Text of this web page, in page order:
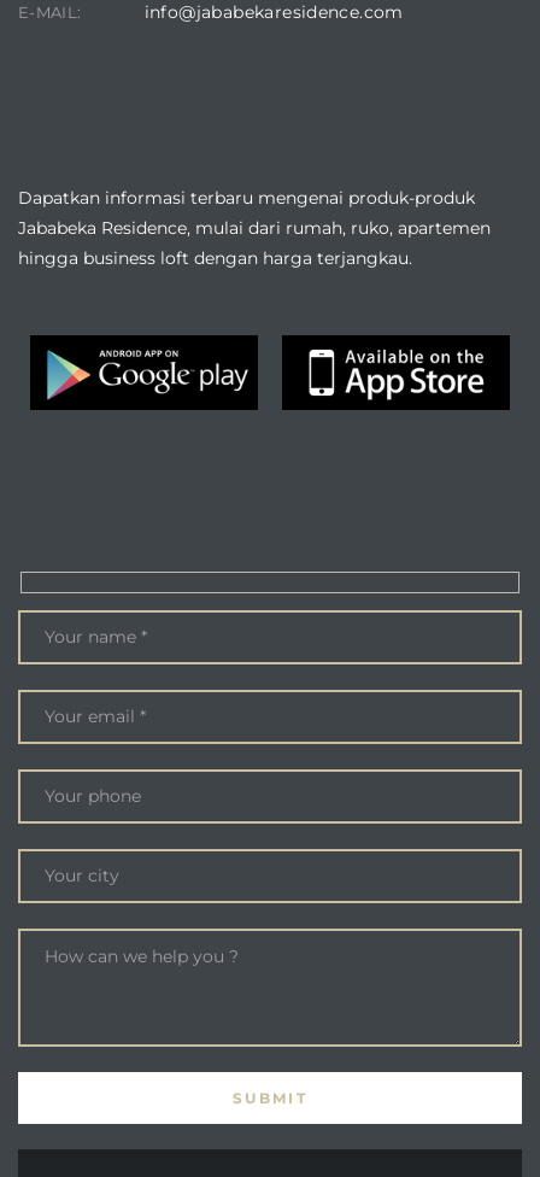
E-MAIL: info@jababekaresidence.com
Dapatkan informasi terbaru mengenai produk-produk
Jababeka Residence, mulai dari rumah, ruko, apartemen
hingga business loft dengan harga terjangkau.